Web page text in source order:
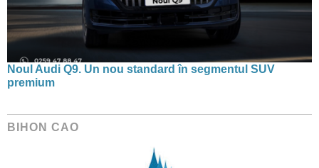
Noul Audi Q9. Un nou standard în segmentul SUV
premium
BIHON CAO